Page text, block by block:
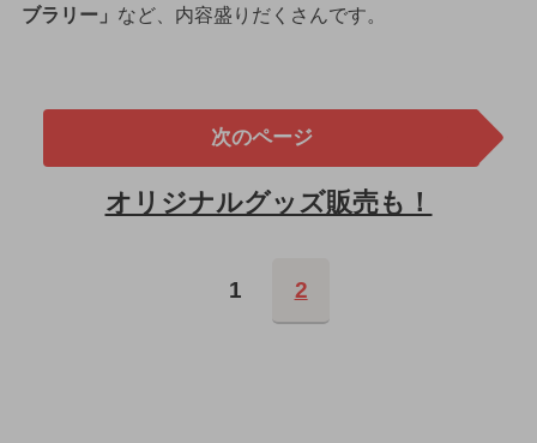
ブラリー」 など、内容盛りだくさんです。
次のページ
オリジナルグッズ販売も！
1 2